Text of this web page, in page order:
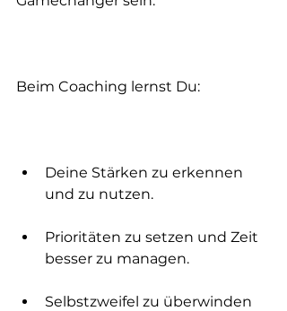
Beim Coaching lernst Du:
Deine Stärken zu erkennen
und zu nutzen.
Prioritäten zu setzen und Zeit
besser zu managen.
Selbstzweifel zu überwinden